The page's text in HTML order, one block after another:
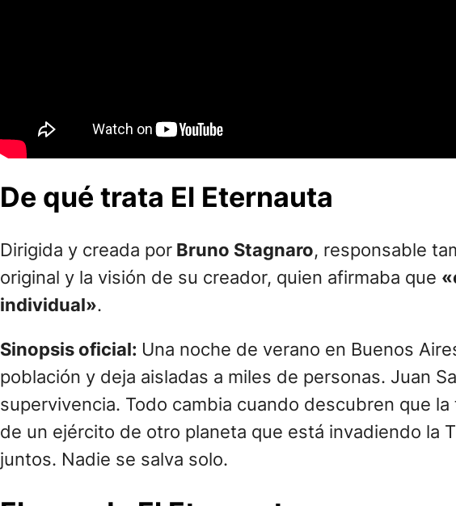
De qué trata El Eternauta
Dirigida y creada por Bruno Stagnaro, responsable
original y la visión de su creador, quien afirmaba que
individual».
Sinopsis oficial: Una noche de verano en Buenos
población y deja aisladas a miles de personas. Juan
supervivencia. Todo cambia cuando descubren que
de un ejército de otro planeta que está invadiendo la
juntos. Nadie se salva solo.